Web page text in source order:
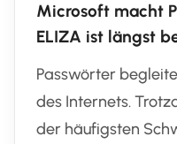
Microsoft macht
ELIZA ist längst
Passwörter
des Internets.
der häufigsten